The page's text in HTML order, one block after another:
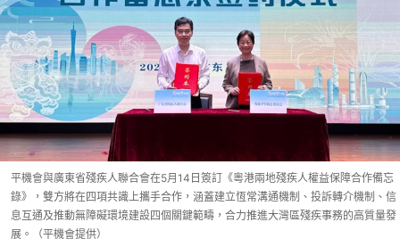
平機會與廣東省殘疾人聯合會在5月14日簽訂《粵港兩地殘疾人權益保障合作備忘
錄》，雙方將在四項共識上攜手合作，涵蓋建立恆常溝通機制、投訴轉介機制、信
息互通及推動無障礙環境建設四個關鍵範疇，合力推進大灣區殘疾事務的高質量發
展。（平機會提供）